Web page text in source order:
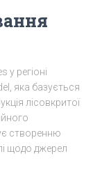
у регіоні
яка базується
лісовкритої
створенню
щодо джерел